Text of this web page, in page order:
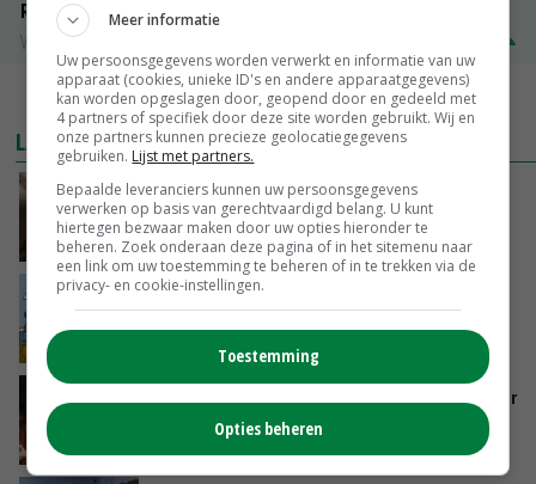
Rosekalveren 8 - 12 maandenk
Vleeskalveren Denkavit
MEER MARKTPRIJZEN
LAATSTE NIEUWS
‘Samenwerking A-ware en Amalthea gaat
zorgen voor meer balans’
GISTEREN, 16:01
Internationale vraag naar geitenzuivel blijft
groot: Nederland in Europese top
Vlaamse varkensstapel krimpt, pluimveesector
groeit door schaalvergroting
Meer informatie
Uw persoonsgegevens worden verwerkt en informatie van uw
apparaat (cookies, unieke ID's en andere apparaatgegevens)
kan worden opgeslagen door, geopend door en gedeeld met
4 partners of specifiek door deze site worden gebruikt. Wij en
onze partners kunnen precieze geolocatiegegevens
gebruiken. Lijst met partners.
Bepaalde leveranciers kunnen uw persoonsgegevens
verwerken op basis van gerechtvaardigd belang. U kunt
hiertegen bezwaar maken door uw opties hieronder te
beheren. Zoek onderaan deze pagina of in het sitemenu naar
een link om uw toestemming te beheren of in te trekken via de
privacy- en cookie-instellingen.
Toestemming
Opties beheren